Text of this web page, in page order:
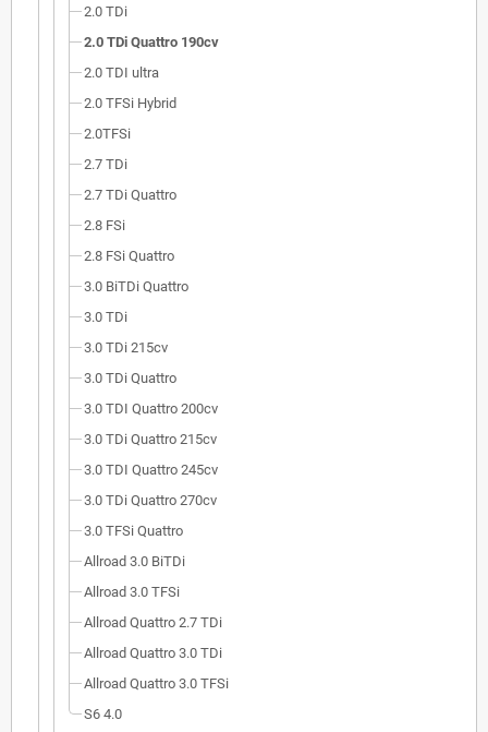
2.0 TDi
2.0 TDi Quattro 190cv
2.0 TDI ultra
2.0 TFSi Hybrid
2.0TFSi
2.7 TDi
2.7 TDi Quattro
2.8 FSi
2.8 FSi Quattro
3.0 BiTDi Quattro
3.0 TDi
3.0 TDi 215cv
3.0 TDi Quattro
3.0 TDI Quattro 200cv
3.0 TDi Quattro 215cv
3.0 TDI Quattro 245cv
3.0 TDi Quattro 270cv
3.0 TFSi Quattro
Allroad 3.0 BiTDi
Allroad 3.0 TFSi
Allroad Quattro 2.7 TDi
Allroad Quattro 3.0 TDi
Allroad Quattro 3.0 TFSi
S6 4.0